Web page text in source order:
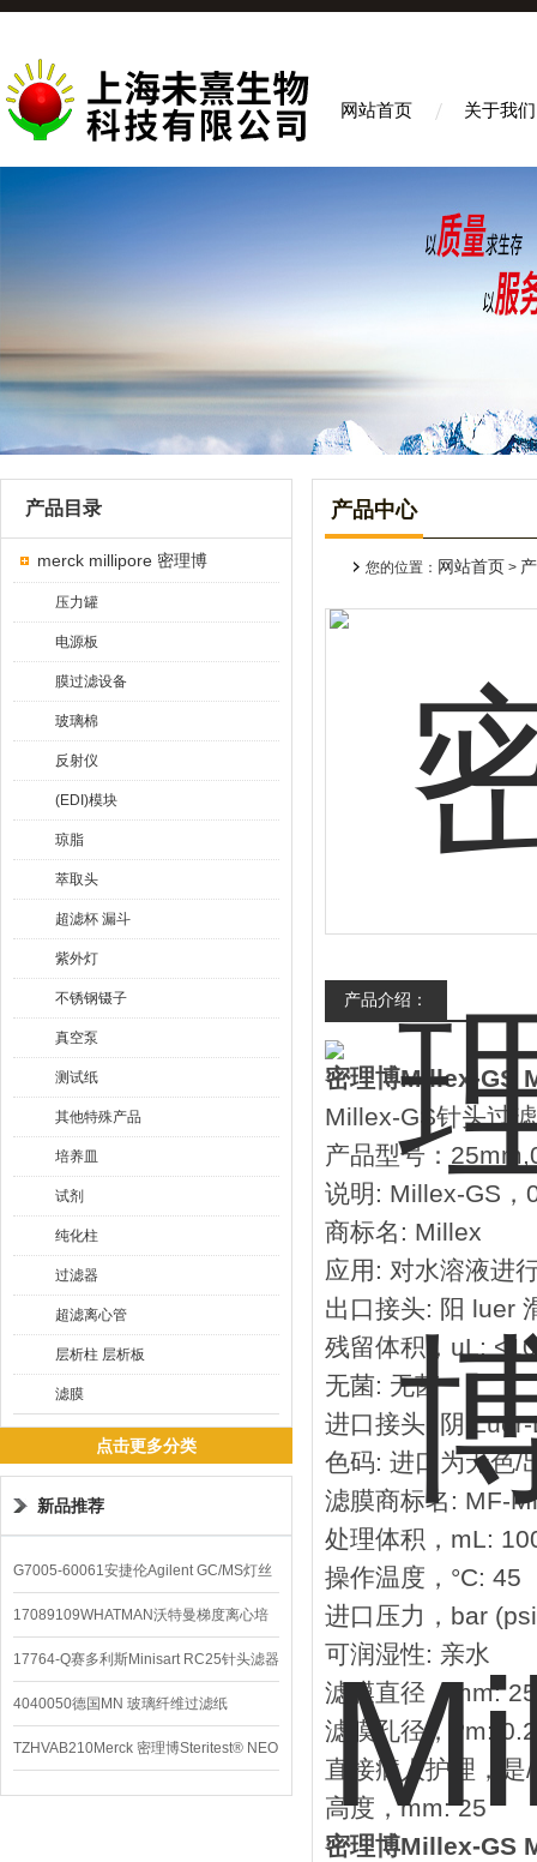
网站首页 关于我们
产品目录
merck millipore 密理博
压力罐
电源板
膜过滤设备
玻璃棉
反射仪
(EDI)模块
琼脂
萃取头
超滤杯 漏斗
紫外灯
不锈钢镊子
真空泵
测试纸
其他特殊产品
培养皿
试剂
纯化柱
过滤器
超滤离心管
层析柱 层析板
滤膜
点击更多分类
新品推荐
G7005-60061安捷伦Agilent GC/MS灯丝
配件
17089109WHATMAN沃特曼梯度离心培
养基
17764-Q赛多利斯Minisart RC25针头滤器
4040050德国MN 玻璃纤维过滤纸
TZHVAB210Merck 密理博Steritest® NEO
设备
产品中心
您的位置： 网站首页 >
产品介绍：
密理博Millex-GS
Millex-GS针头过
产品型号：
说明: Millex-GS，
商标名: Millex
应用: 对水溶液进
出口接头: 阳 luer
残留体积，uL:
无菌: 无菌
进口接头: 阴
色码: 进口为无色/
滤膜商标名: MF-
处理体积，mL:
操作温度，°C: 45
进口压力，bar
可润湿性: 亲水
滤膜直径，mm: 25
滤膜孔径，?m:
直接病人护理，是
高度，mm: 25
密理博Millex-GS